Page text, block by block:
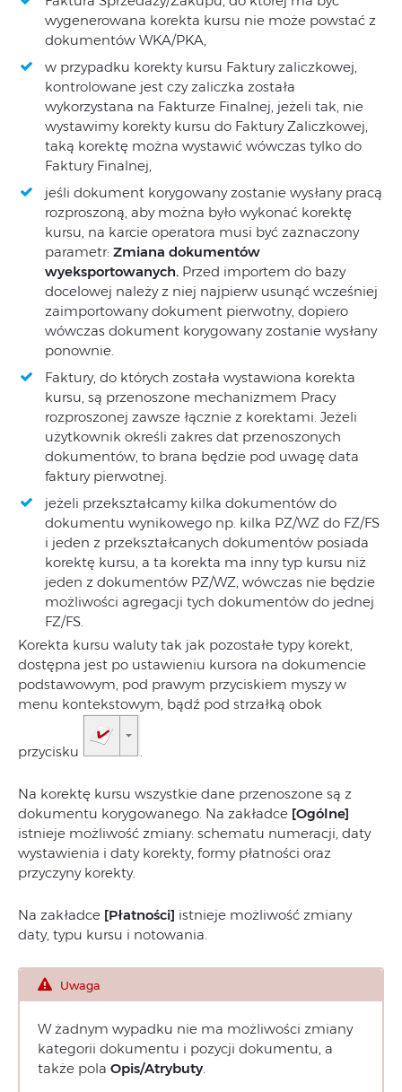
wygenerowana korekta kursu nie może powstać z
dokumentów WKA/PKA,
w przypadku korekty kursu Faktury zaliczkowej,
kontrolowane jest czy zaliczka została
wykorzystana na Fakturze Finalnej, jeżeli tak, nie
wystawimy korekty kursu do Faktury Zaliczkowej,
taką korektę można wystawić wówczas tylko do
Faktury Finalnej,
jeśli dokument korygowany zostanie wysłany pracą
rozproszoną, aby można było wykonać korektę
kursu, na karcie operatora musi być zaznaczony
parametr: Zmiana dokumentów
wyeksportowanych. Przed importem do bazy
docelowej należy z niej najpierw usunąć wcześniej
zaimportowany dokument pierwotny, dopiero
wówczas dokument korygowany zostanie wysłany
ponownie.
Faktury, do których została wystawiona korekta
kursu, są przenoszone mechanizmem Pracy
rozproszonej zawsze łącznie z korektami. Jeżeli
użytkownik określi zakres dat przenoszonych
dokumentów, to brana będzie pod uwagę data
faktury pierwotnej.
jeżeli przekształcamy kilka dokumentów do
dokumentu wynikowego np. kilka PZ/WZ do FZ/FS
i jeden z przekształcanych dokumentów posiada
korektę kursu, a ta korekta ma inny typ kursu niż
jeden z dokumentów PZ/WZ, wówczas nie będzie
możliwości agregacji tych dokumentów do jednej
FZ/FS.
Korekta kursu waluty tak jak pozostałe typy korekt,
dostępna jest po ustawieniu kursora na dokumencie
podstawowym, pod prawym przyciskiem myszy w
menu kontekstowym, bądź pod strzałką obok
przycisku .
Na korektę kursu wszystkie dane przenoszone są z
dokumentu korygowanego. Na zakładce [Ogólne]
istnieje możliwość zmiany: schematu numeracji, daty
wystawienia i daty korekty, formy płatności oraz
przyczyny korekty.
Na zakładce [Płatności] istnieje możliwość zmiany
daty, typu kursu i notowania.
Uwaga
W żadnym wypadku nie ma możliwości zmiany
kategorii dokumentu i pozycji dokumentu, a
także pola Opis/Atrybuty.